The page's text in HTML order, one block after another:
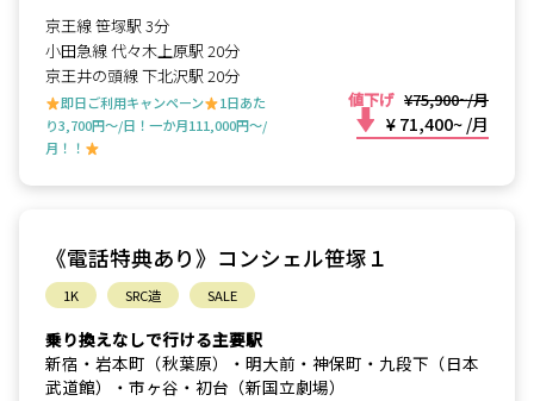
京王線 笹塚駅 3分
小田急線 代々木上原駅 20分
京王井の頭線 下北沢駅 20分
即日ご利用キャンペーン
1日あた
り3,700円～/日！一か月111,000円～/
月！！
値下げ ¥75,900~/月
¥ 71,400~ /月
《電話特典あり》コンシェル笹塚１
1K SRC造 SALE
乗り換えなしで行ける主要駅
新宿・岩本町（秋葉原）・明大前・神保町・九段下（日本
武道館）・市ヶ谷・初台（新国立劇場）